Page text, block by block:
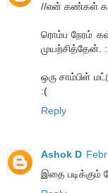
//என் கண்கள்
ரொம்ப நேரம்
முயற்சித்தேன்.
ஒரு சாம்பிள்
:(
Reply
Ashok D
இதை படிக்கும்